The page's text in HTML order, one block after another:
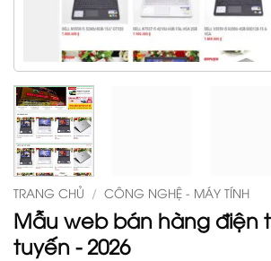
TRANG CHỦ / CÔNG NGHỆ - MÁY TÍNH
Mẫu web bán hàng điện
tuyến - 2026